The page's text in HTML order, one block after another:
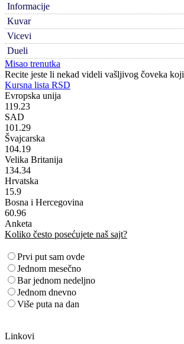
Informacije
Kuvar
Vicevi
Dueli
Misao trenutka
Recite jeste li nekad videli vašljivog čoveka
Kursna lista RSD
Evropska unija
119.23
SAD
101.29
Švajcarska
104.19
Velika Britanija
134.34
Hrvatska
15.9
Bosna i Hercegovina
60.96
Anketa
Koliko često posećujete naš sajt?
Prvi put sam ovde
Jednom mesečno
Bar jednom nedeljno
Jednom dnevno
Više puta na dan
Linkovi